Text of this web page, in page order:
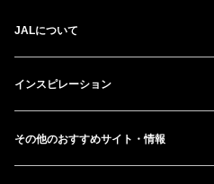
JALについて
インスピレーション
その他のおすすめサイト・情報